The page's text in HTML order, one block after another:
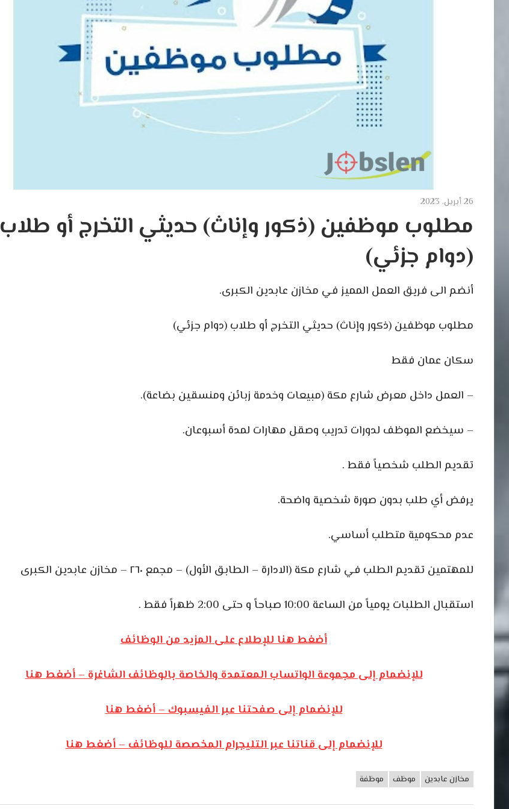
26 أبريل، 2023
مطلوب موظفين (ذكور وإناث) حديثي التخرج أو طلاب
(دوام جزئي)
أنضم الى فريق العمل المميز في مخازن عابدين الكبرى.
مطلوب موظفين (ذكور وإناث) حديثي التخرج أو طلاب (دوام جزئي)
سكان عمان فقط
– العمل داخل معرض شارع مكة (مبيعات وخدمة زبائن ومنسقين بضاعة).
– سيخضع الموظف لدورات تدريب وصقل مهارات لمدة أسبوعان.
تقديم الطلب شخصياً فقط .
يرفض أي طلب بدون صورة شخصية واضحة.
عدم محكومية متطلب أساسي.
للمهتمين تقديم الطلب في شارع مكة (الادارة – الطابق الأول) – مجمع ٢٦٠ – مخازن عابدين الكبرى
استقبال الطلبات يومياً من الساعة 10:00 صباحاً و حتى 2:00 ظهراً فقط .
أضغط هنا للإطلاع على المزيد من الوظائف
للإنضمام إلى مجموعة الواتساب المعتمدة والخاصة بالوظائف الشاغرة – أضغط هنا
للإنضمام إلى صفحتنا عبر الفيسبوك – أضغط هنا
للإنضمام إلى قناتنا عبر التليجرام المخصصة للوظائف – أضغط هنا
وظائف
مخازن عابدين موظف موظفة